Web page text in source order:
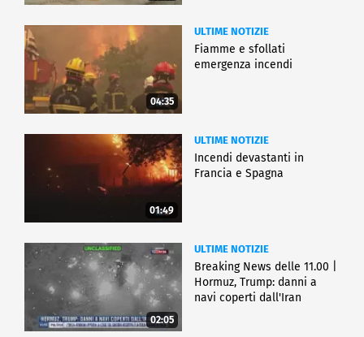
04:35
ULTIME NOTIZIE
Fiamme e sfollati
emergenza incendi
01:49
ULTIME NOTIZIE
Incendi devastanti in
Francia e Spagna
02:05
ULTIME NOTIZIE
Breaking News delle 11.00 |
Hormuz, Trump: danni a
navi coperti dall'Iran